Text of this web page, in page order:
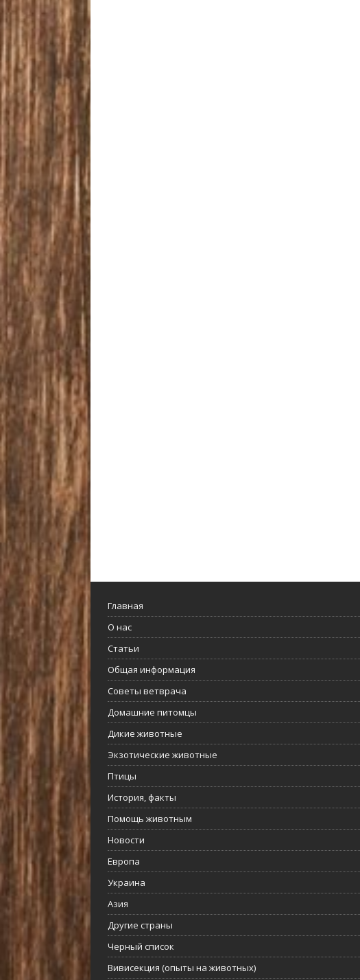
Главная
О нас
Статьи
Общая информация
Советы ветврача
Домашние питомцы
Дикие животные
Экзотические животные
Птицы
История, факты
Помощь животным
Новости
Европа
Украина
Азия
Другие страны
Черный список
Вивисекция (опыты на животных)